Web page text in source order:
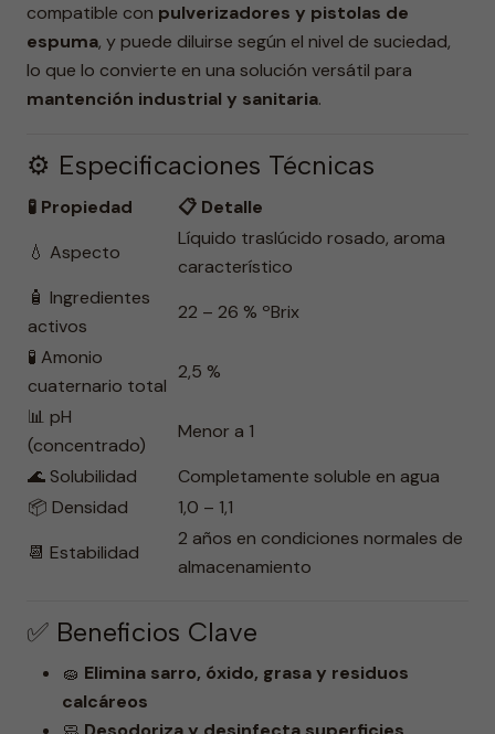
compatible con pulverizadores y pistolas de
espuma, y puede diluirse según el nivel de suciedad,
lo que lo convierte en una solución versátil para
mantención industrial y sanitaria.
⚙️ Especificaciones Técnicas
🧪 Propiedad
📋 Detalle
💧 Aspecto
Líquido traslúcido rosado, aroma
característico
🧴 Ingredientes
activos
22 – 26 % ºBrix
🧪 Amonio
cuaternario total
2,5 %
📊 pH
(concentrado)
Menor a 1
🌊 Solubilidad
Completamente soluble en agua
📦 Densidad
1,0 – 1,1
📆 Estabilidad
2 años en condiciones normales de
almacenamiento
✅ Beneficios Clave
🧽 Elimina sarro, óxido, grasa y residuos
calcáreos